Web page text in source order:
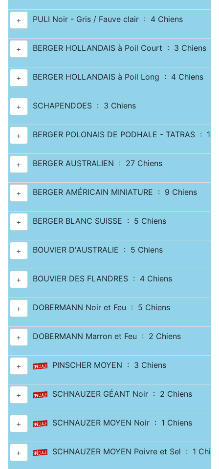
+ PULI Noir - Gris / Fauve clair : 4 Chiens
+ BERGER HOLLANDAIS à Poil Court : 3 Chiens
+ BERGER HOLLANDAIS à Poil Long : 4 Chiens
+ SCHAPENDOES : 3 Chiens
+ BERGER POLONAIS DE PODHALE - TATRAS : 1
+ BERGER AUSTRALIEN : 27 Chiens
+ BERGER AMÉRICAIN MINIATURE : 9 Chiens
+ BERGER BLANC SUISSE : 5 Chiens
+ BOUVIER D'AUSTRALIE : 5 Chiens
+ BOUVIER DES FLANDRES : 4 Chiens
+ DOBERMANN Noir et Feu : 5 Chiens
+ DOBERMANN Marron et Feu : 2 Chiens
+ PINSCHER MOYEN : 3 Chiens
+ SCHNAUZER GÉANT Noir : 2 Chiens
+ SCHNAUZER MOYEN Noir : 1 Chiens
+ SCHNAUZER MOYEN Poivre et Sel : 1